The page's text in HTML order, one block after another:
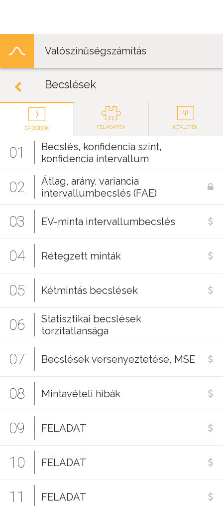
Valószínűségszámítás
Becslések
EPIZÓDOK FELADATOK KÉPLETEK
01
Becslés, konfidencia szint,
konfidencia intervallum
02
Átlag, arány, variancia
intervallumbecslés (FAE)
03 EV-minta intervallumbecslés
04 Rétegzett minták
05 Kétmintás becslések
06
Statisztikai becslések
torzítatlansága
07 Becslések versenyeztetése, MSE
08 Mintavételi hibák
09 FELADAT
10 FELADAT
11 FELADAT